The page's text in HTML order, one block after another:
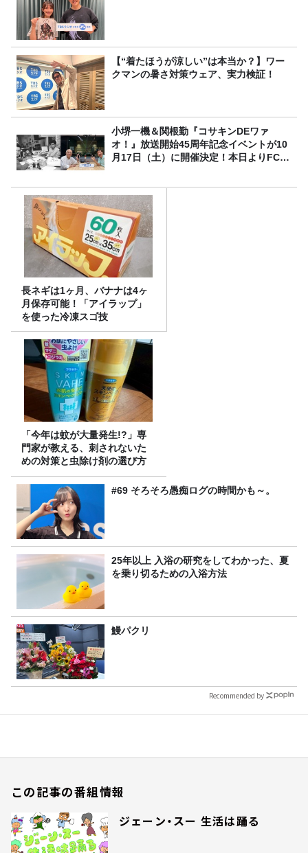
【“着たほうが涼しい”は本当か？】ワー
クマンの暑さ対策ウェア、実力検証！
小堺一機＆関根勤『コサキンDEワァ
オ！』放送開始45周年記念イベントが10
月17日（土）に開催決定！本日よりFC先
長ネギは1ヶ月、バナナは4ヶ
月保存可能！「アイラップ」
を使った冷凍スゴ技
「今年は蚊が大量発生!?」専
門家が教える、刺されないた
めの対策と虫除け剤の選び方
#69 そろそろ愚痴ログの時間かも～。
25年以上 入浴の研究をしてわかった、夏
を乗り切るための入浴方法
鰻パクリ
Recommended by
この記事の番組情報
ジェーン・スー 生活は踊る